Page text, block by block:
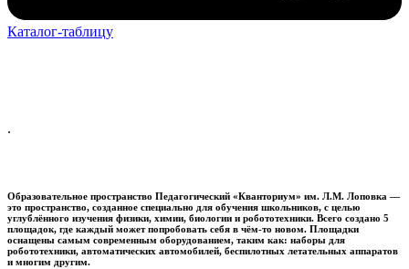
Каталог-таблицу
.
Образовательное пространство Педагогический «Кванториум» им. Л.М. Лоповка —
это пространство, созданное специально для обучения школьников, с целью
углублённого изучения физики, химии, биологии и робототехники. Всего создано 5
площадок, где каждый может попробовать себя в чём-то новом. Площадки
оснащены самым современным оборудованием, таким как: наборы для
робототехники, автоматических автомобилей, беспилотных летательных аппаратов
и многим другим.